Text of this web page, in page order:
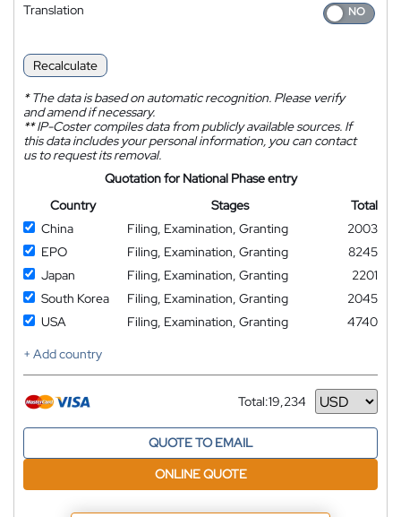
Translation
Recalculate
*The data is based on automatic recognition. Please verify
and amend if necessary.
**IP-Coster compiles data from publicly available sources. If
this data includes your personal information, you can contact
us to request its removal.
Quotation for National Phase entry
Country
Stages
Total
China
Filing, Examination, Granting
2003
EPO
Filing, Examination, Granting
8245
Japan
Filing, Examination, Granting
2201
South Korea
Filing, Examination, Granting
2045
USA
Filing, Examination, Granting
4740
+ Add country
Total:19,234
Currency
QUOTE TO EMAIL
ONLINE QUOTE